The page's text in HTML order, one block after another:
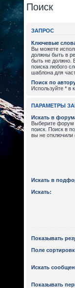
Поиск
ЗАПРОС
Ключевые
Вы можете
должны быть в
быть не должно.
поиска любого
шаблона для
Поиск по
Используйте * в
ПАРАМЕТРЫ
Искать в
Выберите форум
поиск. Поиск в
вы не отключили
Искать в
Искать:
Показывать
Поле
Искать
Показывать